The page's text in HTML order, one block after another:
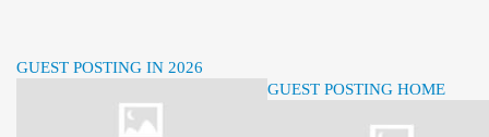
GUEST POSTING IN 2026
GUEST POSTING HOME